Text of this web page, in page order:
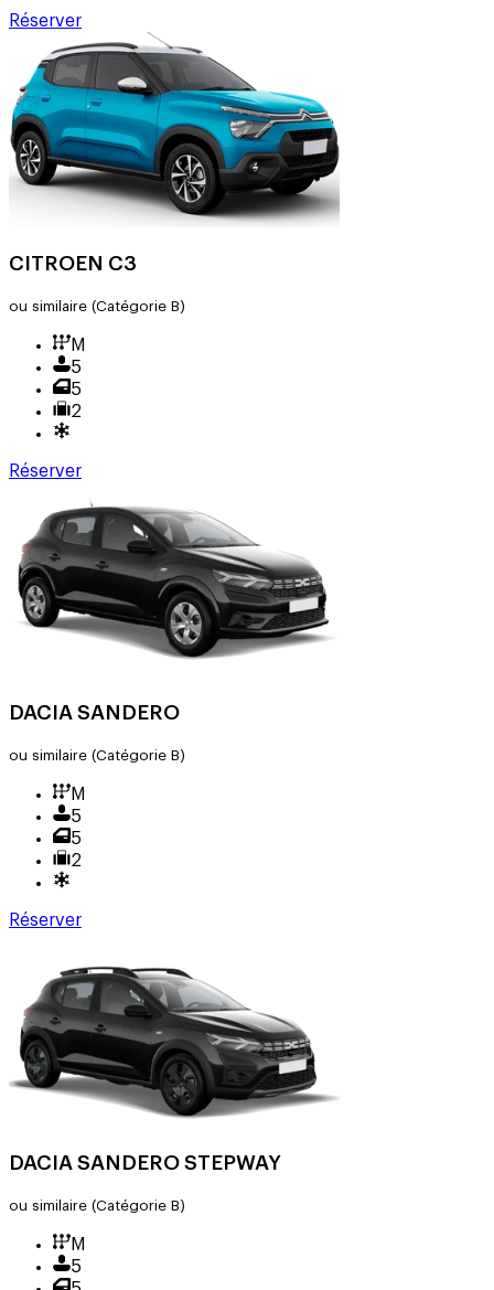
Réserver
CITROEN C3
ou similaire (Catégorie B)
M
5
5
2
Réserver
DACIA SANDERO
ou similaire (Catégorie B)
M
5
5
2
Réserver
DACIA SANDERO STEPWAY
ou similaire (Catégorie B)
M
5